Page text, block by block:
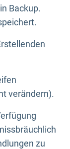
Backup.
verändern).
zu